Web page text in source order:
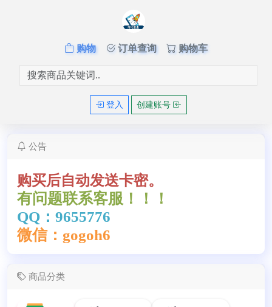
购物 订单查询 购物车
登入 创建账号
公告
购买后自动发送卡密。
有问题联系客服！！！
QQ：9655776
微信：gogoh6
商品分类